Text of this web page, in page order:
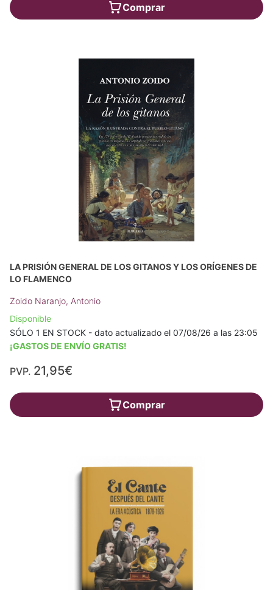
Comprar
LA PRISIÓN GENERAL DE LOS GITANOS Y LOS ORÍGENES DE
LO FLAMENCO
Zoido Naranjo, Antonio
Disponible
SÓLO 1 EN STOCK - dato actualizado el 07/08/26 a las 23:05
¡GASTOS DE ENVÍO GRATIS!
PVP. 21,95€
Comprar